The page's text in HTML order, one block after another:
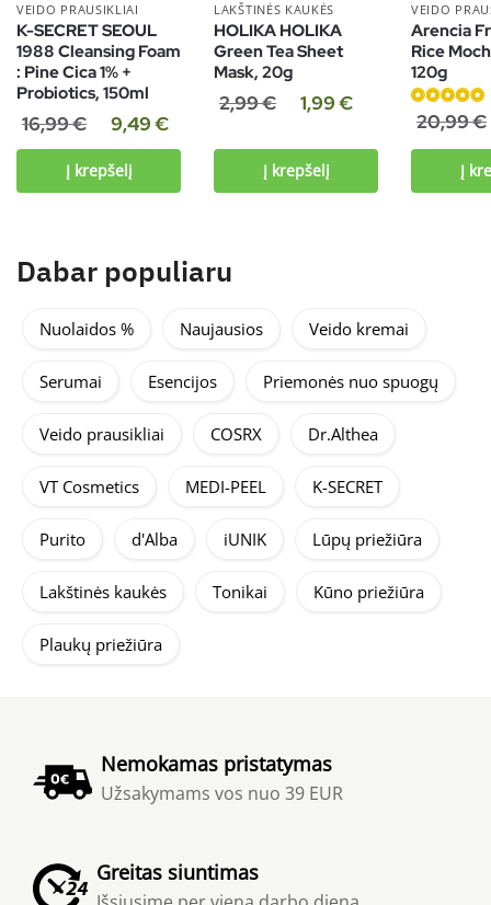
VEIDO PRAUSIKLIAI
K-SECRET SEOUL
1988 Cleansing Foam
: Pine Cica 1% +
Probiotics, 150ml
16,99€ 9,49€
Į krepšelį
LAKŠTINĖS KAUKĖS
HOLIKA HOLIKA
Green Tea Sheet
Mask, 20g
2,99€ 1,99€
Į krepšelį
VEIDO
Arencia
Rice
120g
Įvertinimas:
iš 5
20,99€
Į
Dabar populiaru
Nuolaidos % Naujausios Veido kremai
Serumai Esencijos Priemonės nuo spuogų
Veido prausikliai COSRX Dr.Althea
VT Cosmetics MEDI-PEEL K-SECRET
Purito d'Alba iUNIK Lūpų priežiūra
Lakštinės kaukės Tonikai Kūno priežiūra
Plaukų priežiūra
Nemokamas pristatymas
Užsakymams vos nuo 39 EUR
Greitas siuntimas